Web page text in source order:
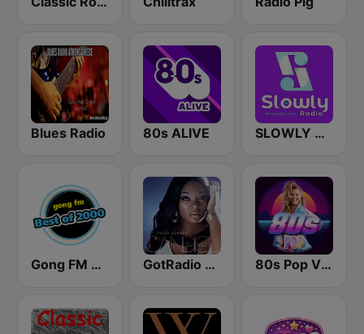
Blues Radio 80s ALIVE SLOWLY RADIO
Gong FM Best of 2000 GotRadio - Urban Lounge 80s Pop Vibes